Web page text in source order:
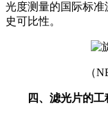
光度测量的国际标
史可比性。
（
四、滤光片的